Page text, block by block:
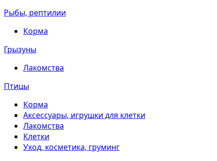
Рыбы, рептилии
Корма
Грызуны
Лакомства
Птицы
Корма
Аксессуары, игрушки для клетки
Лакомства
Клетки
Уход, косметика, груминг